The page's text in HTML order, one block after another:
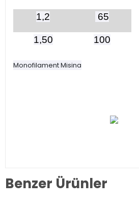
1,2 65
1,50 100
Monofilament Misina
Benzer Ürünler